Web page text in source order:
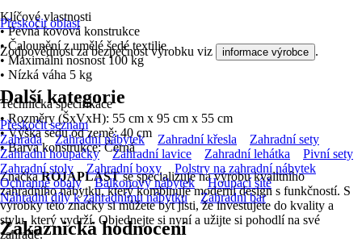
Klíčové vlastnosti
• Pevná kovová konstrukce
• Čalounění z umělé šedé textilie
• Maximální nosnost 100 kg
• Nízká váha 5 kg
Technická specifikace
• Rozměry (ŠxVxH): 55 cm x 95 cm x 55 cm
• Výška sedu od země: 40 cm
• Barva konstrukce: Černá
ZnačkaROJAPLASTse specializuje na výrobu kvalitního
zahradního nábytku, který kombinuje moderní design s funkčností. S
výrobky této značky si můžete být jisti, že investujete do kvality a
stylu, který vydrží. Objednejte si nyní a užijte si pohodlí na své
zahradě.
Přeskočit oblast
Zodpovědnost za bezpečnost výrobku viz informace výrobce .
Další kategorie
Přeskočit seznam
Zahrada
Zahradní nábytek Zahradní křesla
Zahradní sety
Zahradní houpačky
Zahradní lavice Zahradní lehátka
Pivní sety
Zahradní stoly
Zahradní boxy
Polstry na zahradní nábytek
Ochranné obaly
Balkonový nábytek
Houpací sítě
Náhradní díly k zahradnímu nábytku
Zahradní bar
Zákaznická hodnocení